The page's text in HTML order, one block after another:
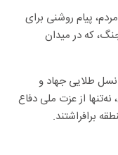
پیام روشنی برای
که در میدان
طلایی جهاد و
از عزت ملی دفاع
برافراشتند.